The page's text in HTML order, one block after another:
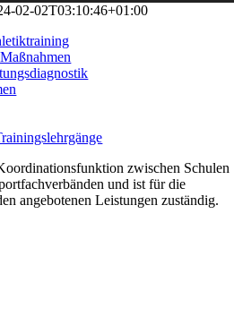
02-02T03:10:46+01:00
zwischen Schulen
und ist für die
angebotenen Leistungen zuständig.